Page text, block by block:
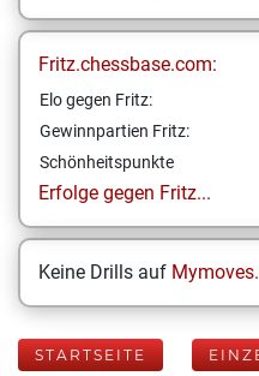
Fritz.chessbase.com:
Elo gegen Fritz:
Gewinnpartien Fritz:
Schönheitspunkte
Erfolge gegen Fritz...
Keine Drills auf
STARTSEITE